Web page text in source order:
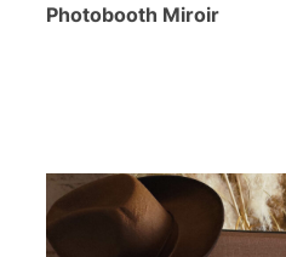
Photobooth Miroir